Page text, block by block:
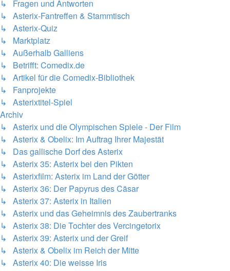
↳ Fragen und Antworten
↳ Asterix-Fantreffen & Stammtisch
↳ Asterix-Quiz
↳ Marktplatz
↳ Außerhalb Galliens
↳ Betrifft: Comedix.de
↳ Artikel für die Comedix-Bibliothek
↳ Fanprojekte
↳ Asterixtitel-Spiel
Archiv
↳ Asterix und die Olympischen Spiele - Der Film
↳ Asterix & Obelix: Im Auftrag Ihrer Majestät
↳ Das gallische Dorf des Asterix
↳ Asterix 35: Asterix bei den Pikten
↳ Asterixfilm: Asterix im Land der Götter
↳ Asterix 36: Der Papyrus des Cäsar
↳ Asterix 37: Asterix in Italien
↳ Asterix und das Geheimnis des Zaubertranks
↳ Asterix 38: Die Tochter des Vercingetorix
↳ Asterix 39: Asterix und der Greif
↳ Asterix & Obelix im Reich der Mitte
↳ Asterix 40: Die weisse Iris